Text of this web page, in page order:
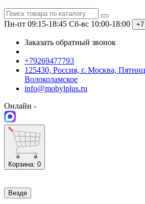
Пн-пт 09:15-18:45 Сб-вс 10:00-18:00 +7
Заказать обратный звонок
+79269477793
125430, Россия, г. Москва,
Волоколамское
info@mobylplus.ru
Онлайн -
Корзина: 0
Везде